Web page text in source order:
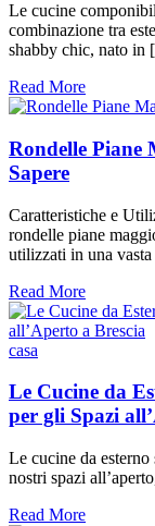
Le cucine
combinazione tra
shabby chic, nato
Read More
Rondelle Piane
Sapere
Caratteristiche e
rondelle piane
utilizzati in una
Read More
casa
Le Cucine da
per gli Spazi
Le cucine da
nostri spazi
Read More